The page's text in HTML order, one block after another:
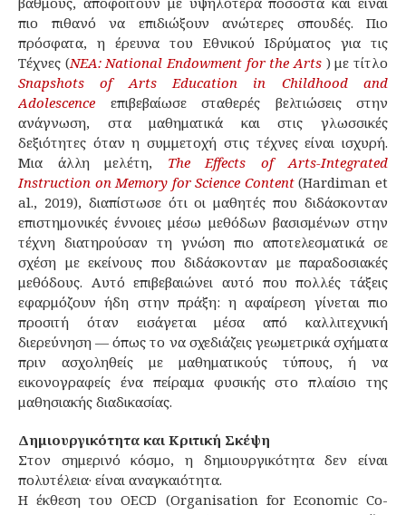
πιο πιθανό να επιδιώξουν ανώτερες σπουδές. Πιο
πρόσφατα, η έρευνα του Εθνικού Ιδρύματος για τις
Τέχνες (NEA: National Endowment for the Arts ) με τίτλο
Snapshots of Arts Education in Childhood and
Adolescence επιβεβαίωσε σταθερές βελτιώσεις στην
ανάγνωση, στα μαθηματικά και στις γλωσσικές
δεξιότητες όταν η συμμετοχή στις τέχνες είναι ισχυρή.
Μια άλλη μελέτη, The Effects of Arts-Integrated
Instruction on Memory for Science Content(Hardiman et
al., 2019), διαπίστωσε ότι οι μαθητές που διδάσκονταν
επιστημονικές έννοιες μέσω μεθόδων βασισμένων στην
τέχνη διατηρούσαν τη γνώση πιο αποτελεσματικά σε
σχέση με εκείνους που διδάσκονταν με παραδοσιακές
μεθόδους. Αυτό επιβεβαιώνει αυτό που πολλές τάξεις
εφαρμόζουν ήδη στην πράξη: η αφαίρεση γίνεται πιο
προσιτή όταν εισάγεται μέσα από καλλιτεχνική
διερεύνηση — όπως το να σχεδιάζεις γεωμετρικά σχήματα
πριν ασχοληθείς με μαθηματικούς τύπους, ή να
εικονογραφείς ένα πείραμα φυσικής στο πλαίσιο της
μαθησιακής διαδικασίας.
Δημιουργικότητα και Κριτική Σκέψη
Στον σημερινό κόσμο, η δημιουργικότητα δεν είναι
πολυτέλεια· είναι αναγκαιότητα.
Η έκθεση του OECD (Organisation for Economic Co-